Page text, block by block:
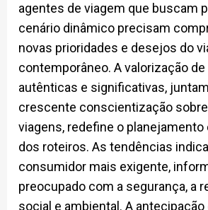
agentes de viagem que buscam
cenário dinâmico precisam
novas prioridades e desejos do
contemporâneo. A valorização
autênticas e significativas,
crescente conscientização
viagens, redefine o planejamento
dos roteiros. As tendências
consumidor mais exigente,
preocupado com a segurança, a
social e ambiental. A